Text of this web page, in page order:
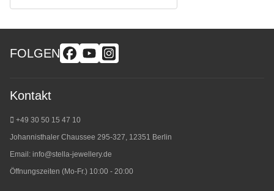
FOLGEN
Kontakt
+49 30 50 15 47 10
Johannisthaler Chaussee 295-327, 12351 Berlin
Email: info@stella-jewellery.de
Öffnungszeiten (Mo-Fr.) 10:00 - 20:00